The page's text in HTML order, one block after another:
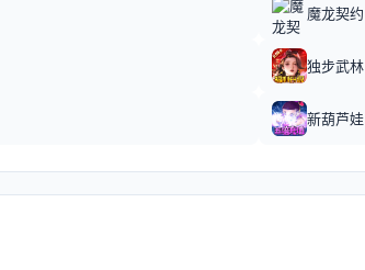
魔龙契约
独步武林
新葫芦娃